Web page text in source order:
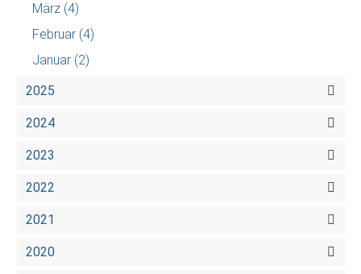
März (4)
Februar (4)
Januar (2)
2025
2024
2023
2022
2021
2020